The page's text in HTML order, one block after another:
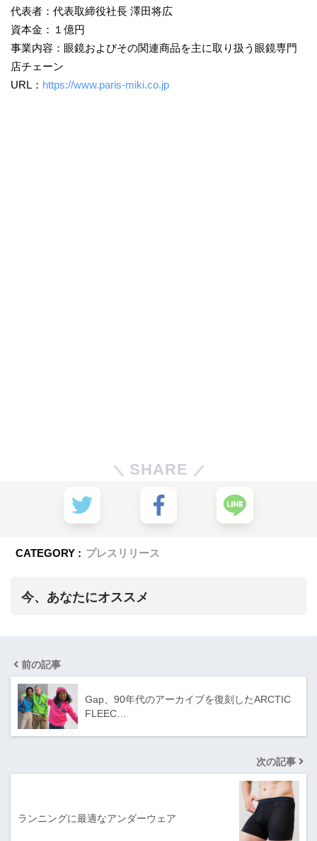
代表者：代表取締役社長 澤田将広
資本金：１億円
事業内容：眼鏡およびその関連商品を主に取り扱う眼鏡専門
店チェーン
URL： https://www.paris-miki.co.jp
SHARE
CATEGORY : プレスリリース
今、あなたにオススメ
前の記事
Gap、90年代のアーカイブを復刻したARCTIC
FLEEC…
次の記事
ランニングに最適なアンダーウェア